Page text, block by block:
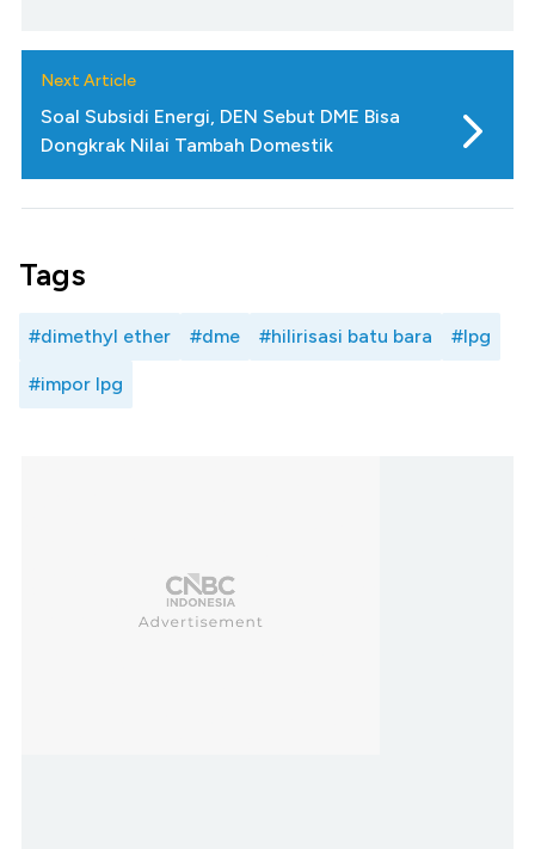
Next Article
Soal Subsidi Energi, DEN Sebut DME Bisa
Dongkrak Nilai Tambah Domestik
Tags
#dimethyl ether #dme #hilirisasi batu bara #lpg
#impor lpg